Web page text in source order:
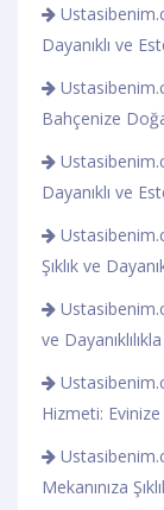
Dayanıklı ve
Bahçenize
Dayanıklı ve
Şıklık ve
ve
Hizmeti:
Mekanınıza